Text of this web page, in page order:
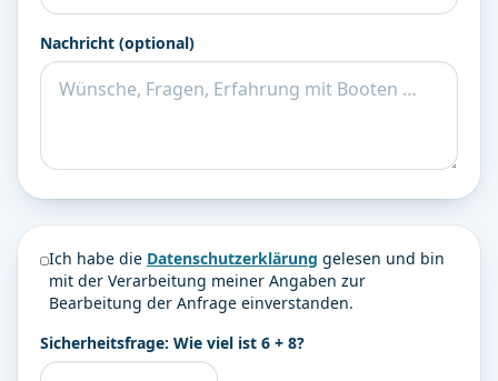
Nachricht (optional)
Ich habe die Datenschutzerklärung gelesen und bin
mit der Verarbeitung meiner Angaben zur
Bearbeitung der Anfrage einverstanden.
Sicherheitsfrage: Wie viel ist 6 + 8?